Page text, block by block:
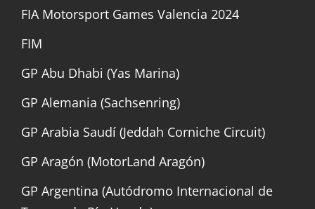
FIA Motorsport Games Valencia 2024
FIM
GP Abu Dhabi (Yas Marina)
GP Alemania (Sachsenring)
GP Arabia Saudí (Jeddah Corniche Circuit)
GP Aragón (MotorLand Aragón)
GP Argentina (Autódromo Internacional de